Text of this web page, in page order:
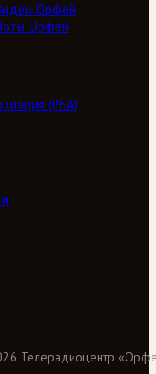
Орфей
Орфей
(РБА)
Телерадиоцентр